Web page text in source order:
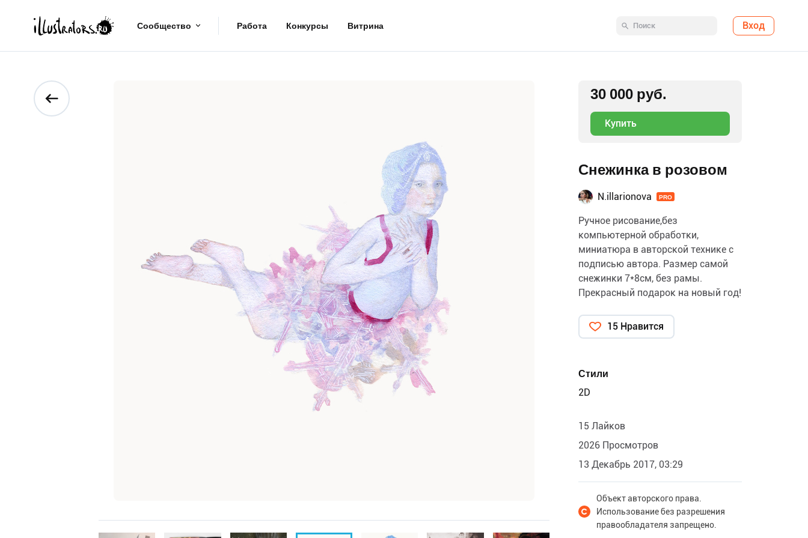
Сообщество Работа Конкурсы Витрина Вход
30 000 руб.
Купить
Снежинка в розовом
N.illarionova PRO
Ручное рисование,без
компьютерной обработки,
миниатюра в авторской технике с
подписью автора. Размер самой
снежинки 7*8см, без рамы.
Прекрасный подарок на новый год!
15 Нравится
Стили
2D
15 Лайков
2026 Просмотров
13 Декабрь 2017, 03:29
Объект авторского права.
Использование без разрешения
правообладателя запрещено.